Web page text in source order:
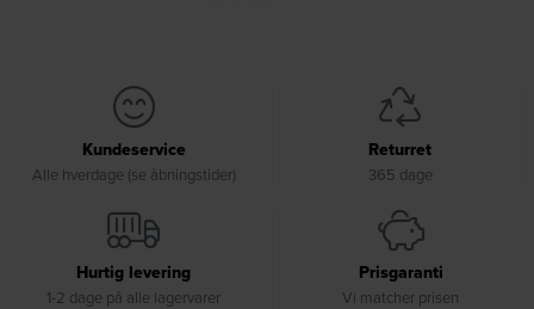
Kundeservice
Alle hverdage (se åbningstider)
Returret
365 dage
Hurtig levering
1-2 dage på alle lagervarer
Prisgaranti
Vi matcher prisen